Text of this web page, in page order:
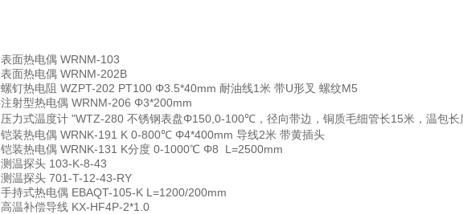
表面热电偶 WRNM-103
表面热电偶 WRNM-202B
螺钉热电阻 WZPT-202 PT100 Φ3.5*40mm 耐油线1米 带U形叉 螺纹M5
注射型热电偶 WRNM-206 Φ3*200mm
压力式温度计 "WTZ-280 不锈钢表盘Φ150,0-100℃，径向带边，铜质毛细管长15米，温包
铠装热电偶 WRNK-191 K 0-800℃ Φ4*400mm 导线2米 带黄插头
铠装热电偶 WRNK-131 K分度 0-1000℃ Φ8 L=2500mm
测温探头 103-K-8-43
测温探头 701-T-12-43-RY
手持式热电偶 EBAQT-105-K L=1200/200mm
高温补偿导线 KX-HF4P-2*1.0